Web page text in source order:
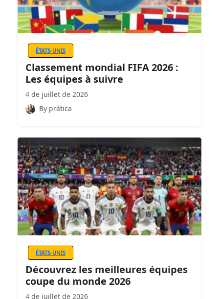
ÉTATS-UNIS
Classement mondial FIFA 2026 :
Les équipes à suivre
4 de juillet de 2026
By prática
ÉTATS-UNIS
Découvrez les meilleures équipes
coupe du monde 2026
4 de juillet de 2026